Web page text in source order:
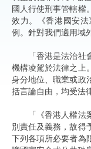
國人行使刑事管轄權
效力。《香港國安
例。針對我們適用域
「香港是法治社會
機構凌駕於法律之上
身分地位、職業或政
括言論自由，均受法
「《香港人權法案
別責任及義務，故得
下列各項所必要者為